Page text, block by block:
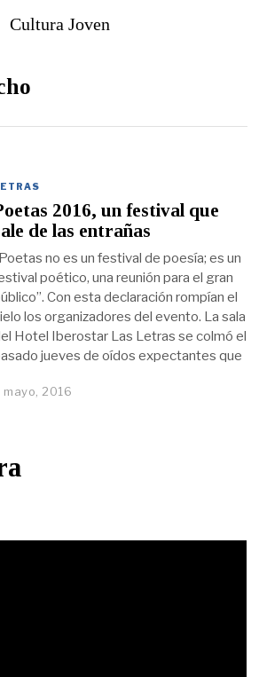
Cultura Joven
2016, un festival que
de las entrañas
no es un festival de poesía; es un
poético, una reunión para el gran
Con esta declaración rompían el
los organizadores del evento. La sala
Hotel Iberostar Las Letras se colmó el
jueves de oídos expectantes que
mayo, 2016